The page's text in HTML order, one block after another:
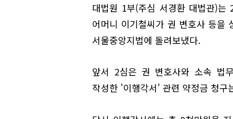
대법원 1부(주심 서경환 대법관)
어머니 이기철씨가 권 변호사 등을
서울중앙지법에 돌려보냈다.
앞서 2심은 권 변호사와 소속 법
작성한 '이행각서' 관련 약정금 청구